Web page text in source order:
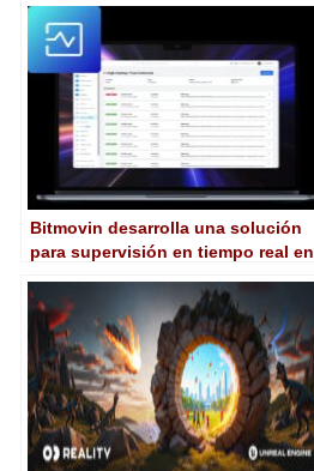
Bitmovin desarrolla una solución
para supervisión en tiempo real en